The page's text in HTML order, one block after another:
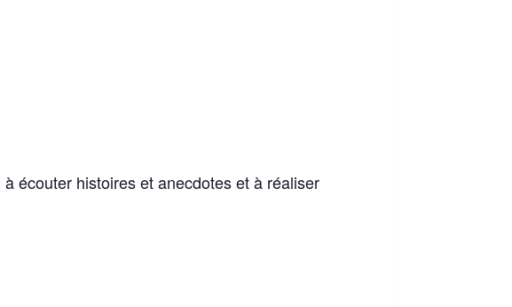
écouter histoires et anecdotes et à réaliser